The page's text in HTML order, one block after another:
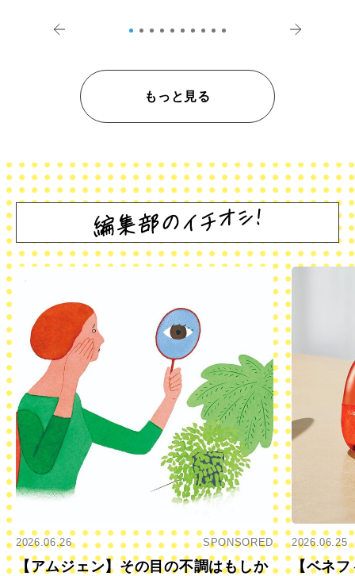
もっと見る
2026.06.26 SPONSORED
【アムジェン】その目の不調はもしか
2026.06.25
【ベネフ